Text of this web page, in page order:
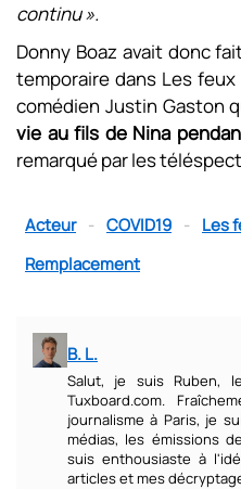
continu ».
Donny Boaz avait donc
temporaire dans Les feux
comédien Justin Gaston
vie au fils de Nina
remarqué par les
Acteur - COVID19 - Les
Remplacement
B. L.
Salut, je suis Ruben,
Tuxboard.com.
journalisme à Paris, je
médias, les émissions
suis enthousiaste à
articles et mes